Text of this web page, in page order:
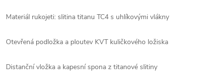
Materiál rukojeti: slitina titanu TC4 s uhlíkovými vlákny
Otevřená podložka a ploutev KVT kuličkového ložiska
Distanční vložka a kapesní spona z titanové slitiny